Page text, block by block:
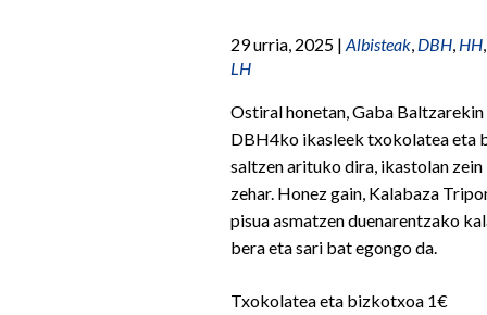
29 urria, 2025 | Albisteak DBH HH
LH
Ostiral honetan, Gaba
DBH4ko ikasleek txokolatea eta
saltzen arituko dira, ikastolan
zehar. Honez gain, Kalabaza
pisua asmatzen duenarentzako
bera eta sari bat egongo da.
Txokolatea eta bizkotxoa 1€